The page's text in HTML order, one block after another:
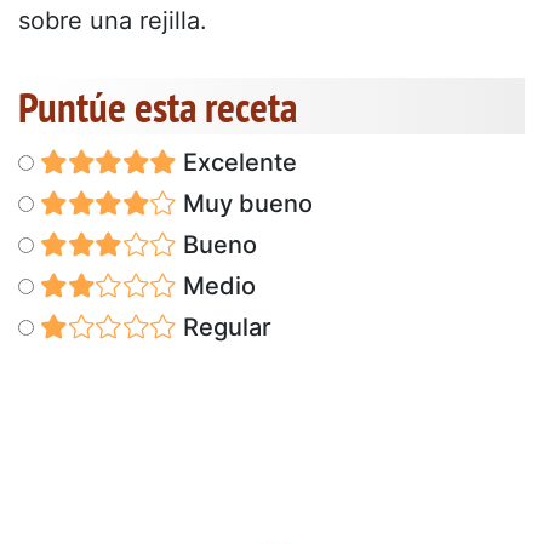
sobre una rejilla.
Puntúe esta receta
Excelente
Muy bueno
Bueno
Medio
Regular